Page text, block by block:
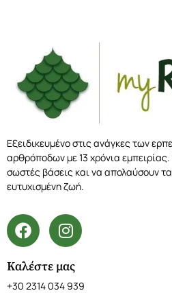
Εξειδικευμένο στις ανάγκες των
αρθρόποδων με 13 χρόνια
σωστές βάσεις και να απολαύσουν
ευτυχισμένη ζωή.
Καλέστε μας
+30 2314 034 939